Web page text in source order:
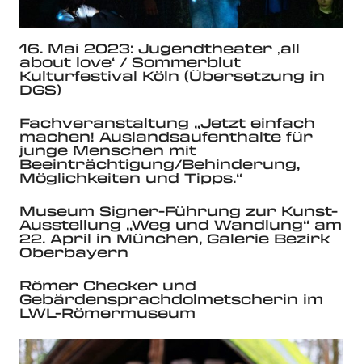
16. Mai 2023: Jugendtheater ‚all
about love‘ / Sommerblut
Kulturfestival Köln (Übersetzung in
DGS)
Fachveranstaltung „Jetzt einfach
machen! Auslandsaufenthalte für
junge Menschen mit
Beeinträchtigung/Behinderung,
Möglichkeiten und Tipps.“
Museum Signer-Führung zur Kunst-
Ausstellung „Weg und Wandlung“ am
22. April in München, Galerie Bezirk
Oberbayern
Römer Checker und
Gebärdensprachdolmetscherin im
LWL-Römermuseum